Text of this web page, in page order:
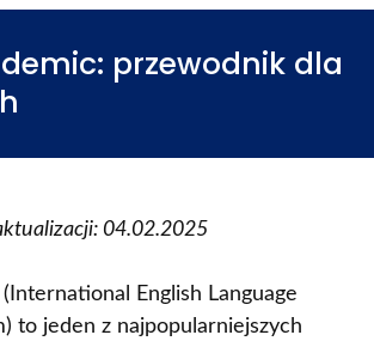
przewodnik dla
04.02.2025
(International English Language
to jeden z najpopularniejszych